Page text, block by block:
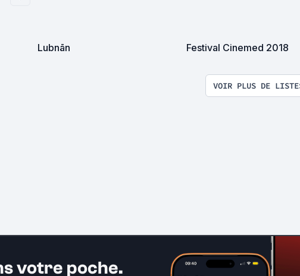
Lubnān Festival Cinemed 2018
VOIR PLUS DE
votre poche.